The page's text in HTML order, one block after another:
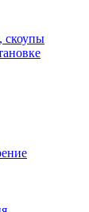
скоупы